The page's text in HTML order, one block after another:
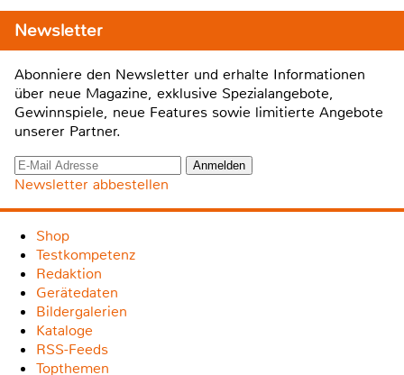
Newsletter
Abonniere den Newsletter und erhalte Informationen
über neue Magazine, exklusive Spezialangebote,
Gewinnspiele, neue Features sowie limitierte Angebote
unserer Partner.
Newsletter abbestellen
Shop
Testkompetenz
Redaktion
Gerätedaten
Bildergalerien
Kataloge
RSS-Feeds
Topthemen